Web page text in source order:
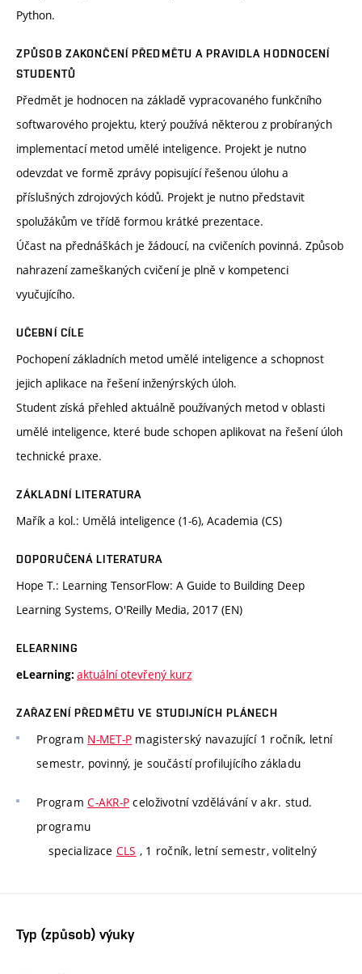
Python.
ZPŮSOB ZAKONČENÍ PŘEDMĚTU A PRAVIDLA HODNOCENÍ
STUDENTŮ
Předmět je hodnocen na základě vypracovaného funkčního
softwarového projektu, který používá některou z probíraných
implementací metod umělé inteligence. Projekt je nutno
odevzdat ve formě zprávy popisující řešenou úlohu a
příslušných zdrojových kódů. Projekt je nutno představit
spolužákům ve třídě formou krátké prezentace.
Účast na přednáškách je žádoucí, na cvičeních povinná. Způsob
nahrazení zameškaných cvičení je plně v kompetenci
vyučujícího.
UČEBNÍ CÍLE
Pochopení základních metod umělé inteligence a schopnost
jejich aplikace na řešení inženýrských úloh.
Student získá přehled aktuálně používaných metod v oblasti
umělé inteligence, které bude schopen aplikovat na řešení úloh
technické praxe.
ZÁKLADNÍ LITERATURA
Mařík a kol.: Umělá inteligence (1-6), Academia (CS)
DOPORUČENÁ LITERATURA
Hope T.: Learning TensorFlow: A Guide to Building Deep
Learning Systems, O'Reilly Media, 2017 (EN)
ELEARNING
eLearning: aktuální otevřený kurz
ZAŘAZENÍ PŘEDMĚTU VE STUDIJNÍCH PLÁNECH
Program N-MET-P magisterský navazující 1 ročník, letní
semestr, povinný, je součástí profilujícího základu
ProgramC-AKR-P celoživotní vzdělávání v akr. stud.
programu
specializace CLS , 1 ročník, letní semestr, volitelný
Typ (způsob) výuky